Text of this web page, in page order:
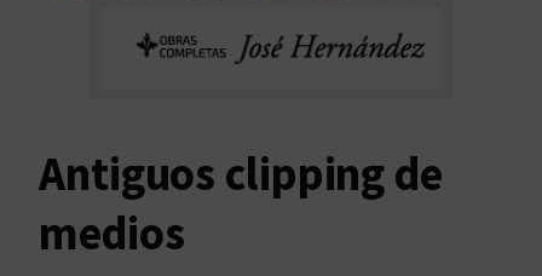
Antiguos clipping de
medios